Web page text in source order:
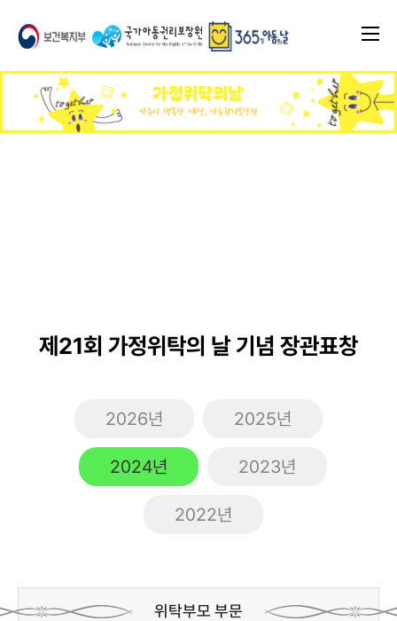
제21회 가정위탁의 날 기념 장관표창
2026년 2025년
2024년 2023년
2022년
위탁부모 부문